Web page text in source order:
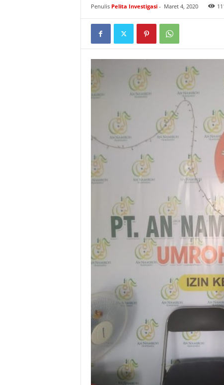
S
Penulis Pelita Investigasi- Maret 4, 2020